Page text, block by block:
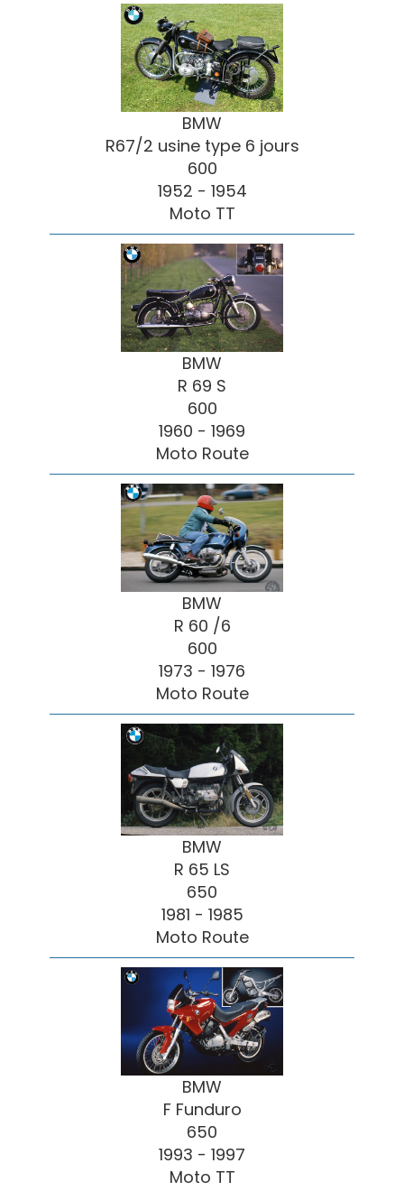
BMW
R67/2 usine type 6 jours
600
1952 - 1954
Moto TT
BMW
R 69 S
600
1960 - 1969
Moto Route
BMW
R 60 /6
600
1973 - 1976
Moto Route
BMW
R 65 LS
650
1981 - 1985
Moto Route
BMW
F Funduro
650
1993 - 1997
Moto TT